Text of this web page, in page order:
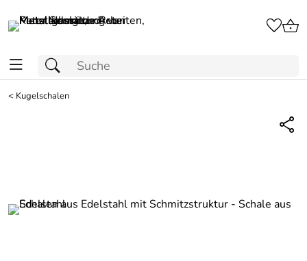
< Kugelschalen